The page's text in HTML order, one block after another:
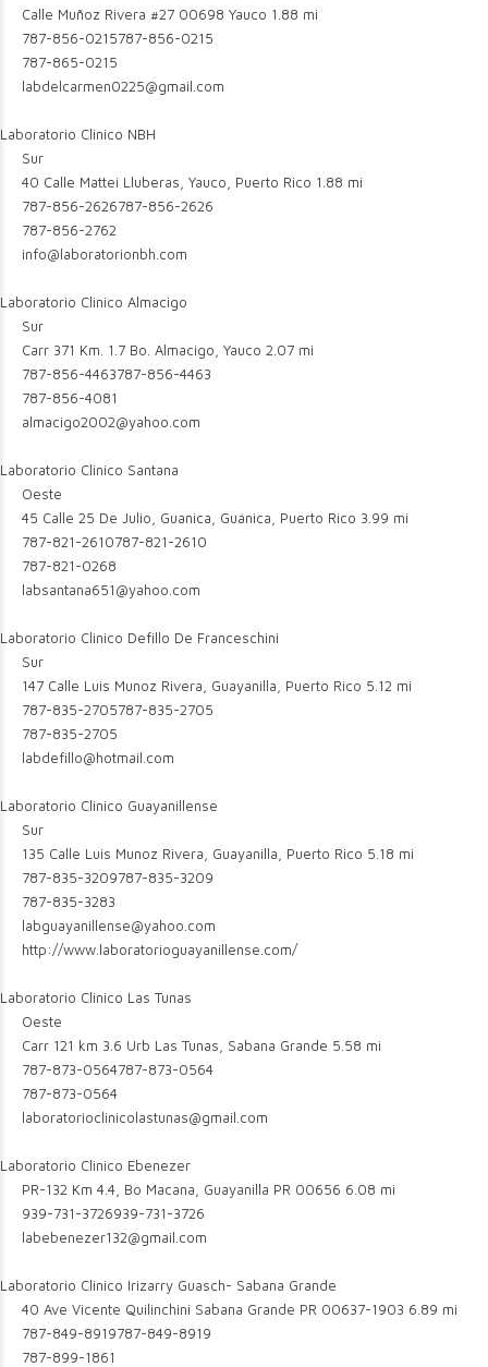
Calle Muñoz Rivera #27 00698 Yauco 1.88 mi
787-856-0215787-856-0215
787-865-0215
labdelcarmen0225@gmail.com
Laboratorio Clinico NBH
Sur
40 Calle Mattei Lluberas, Yauco, Puerto Rico 1.88 mi
787-856-2626787-856-2626
787-856-2762
info@laboratorionbh.com
Laboratorio Clinico Almacigo
Sur
Carr 371 Km. 1.7 Bo. Almacigo, Yauco 2.07 mi
787-856-4463787-856-4463
787-856-4081
almacigo2002@yahoo.com
Laboratorio Clinico Santana
Oeste
45 Calle 25 De Julio, Guanica, Guánica, Puerto Rico 3.99 mi
787-821-2610787-821-2610
787-821-0268
labsantana651@yahoo.com
Laboratorio Clinico Defillo De Franceschini
Sur
147 Calle Luis Munoz Rivera, Guayanilla, Puerto Rico 5.12 mi
787-835-2705787-835-2705
787-835-2705
labdefillo@hotmail.com
Laboratorio Clinico Guayanillense
Sur
135 Calle Luis Munoz Rivera, Guayanilla, Puerto Rico 5.18 mi
787-835-3209787-835-3209
787-835-3283
labguayanillense@yahoo.com
http://www.laboratorioguayanillense.com/
Laboratorio Clinico Las Tunas
Oeste
Carr 121 km 3.6 Urb Las Tunas, Sabana Grande 5.58 mi
787-873-0564787-873-0564
787-873-0564
laboratorioclinicolastunas@gmail.com
Laboratorio Clinico Ebenezer
PR-132 Km 4.4, Bo Macana, Guayanilla PR 00656 6.08 mi
939-731-3726939-731-3726
labebenezer132@gmail.com
Laboratorio Clinico Irizarry Guasch- Sabana Grande
40 Ave Vicente Quilinchini Sabana Grande PR 00637-1903 6.89 mi
787-849-8919787-849-8919
787-899-1861